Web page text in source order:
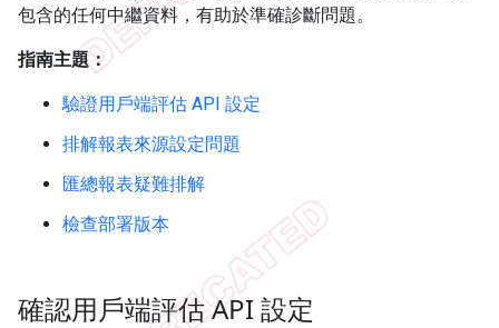
包含的任何中繼資料，有助於準確診斷問題。
指南主題：
驗證用戶端評估 API 設定
排解報表來源設定問題
匯總報表疑難排解
檢查部署版本
確認用戶端評估 API 設定